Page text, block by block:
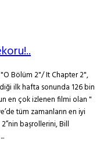
Bölüm 2"/ It Chapter 2",
ilk hafta sonunda 126 bin
en çok izlenen filmi olan "
tüm zamanların en iyi
başrollerini, Bill